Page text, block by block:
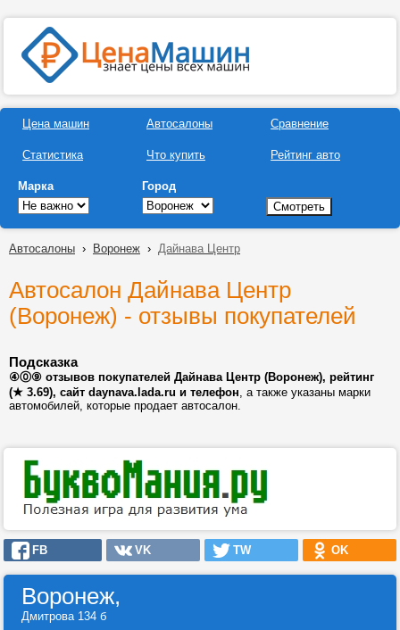
Цена машин
Статистика
Автосалоны
Что купить
Сравнение
Рейтинг авто
Марка Город
Автосалоны › Воронеж › Дайнава Центр
Автосалон Дайнава Центр
(Воронеж) - отзывы покупателей
Подсказка
④⓪⑨ отзывов покупателей Дайнава Центр (Воронеж), рейтинг
(★ 3.69), сайт daynava.lada.ru и телефон, а также указаны марки
автомобилей, которые продает автосалон.
FB VK TW OK
Воронеж,
Дмитрова 134 б